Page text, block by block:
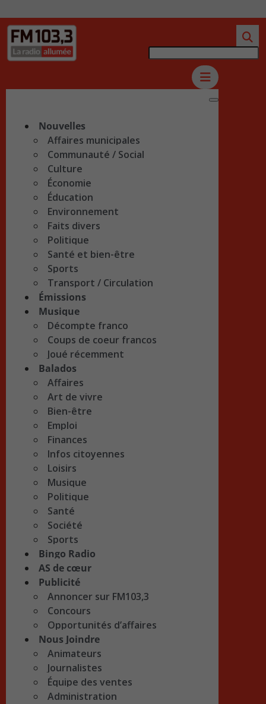
Nouvelles
Affaires municipales
Communauté / Social
Culture
Économie
Éducation
Environnement
Faits divers
Politique
Santé et bien-être
Sports
Transport / Circulation
Émissions
Musique
Décompte franco
Coups de coeur francos
Joué récemment
Balados
Affaires
Art de vivre
Bien-être
Emploi
Finances
Infos citoyennes
Loisirs
Musique
Politique
Santé
Société
Sports
Bingo Radio
AS de cœur
Publicité
Annoncer sur FM103,3
Concours
Opportunités d’affaires
Nous Joindre
Animateurs
Journalistes
Équipe des ventes
Administration